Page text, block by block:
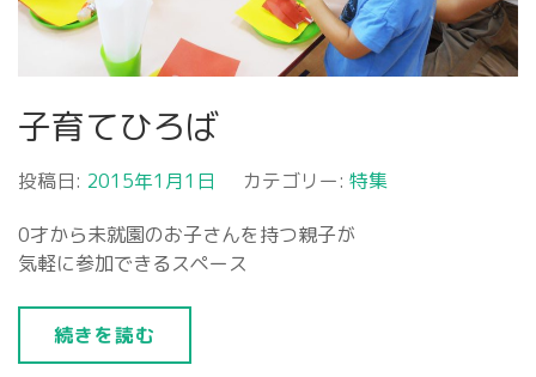
子育てひろば
投稿日: 2015年1月1日 カテゴリー: 特集
0才から未就園のお子さんを持つ親子が
気軽に参加できるスペース
続きを読む